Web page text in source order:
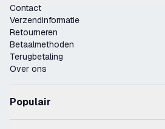
Contact
Verzendinformatie
Retourneren
Betaalmethoden
Terugbetaling
Over ons
Populair